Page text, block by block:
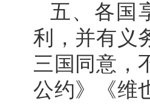
五、各国
利，并有义
三国同意，
公约》《维